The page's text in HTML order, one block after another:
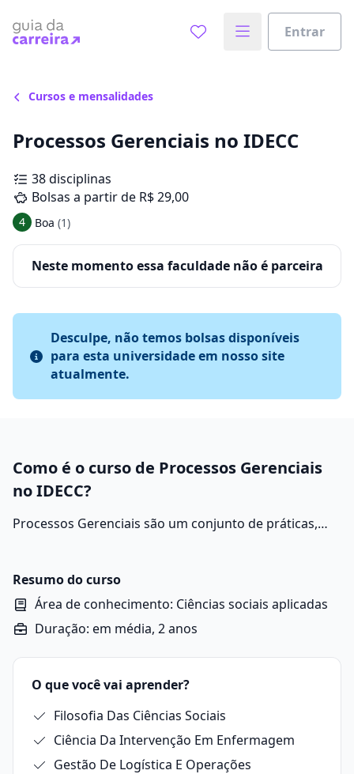
Entrar
Cursos e mensalidades
Processos Gerenciais no IDECC
38 disciplinas
Bolsas a partir de R$ 29,00
4 Boa (1)
Neste momento essa faculdade não é parceira
Desculpe, não temos bolsas disponíveis
para esta universidade em nosso site
atualmente.
Como é o curso de Processos Gerenciais
no IDECC?
Processos Gerenciais são um conjunto de práticas,
dentro de uma empresa ou instituição, com o objetivo
de alcançar metas e resultados de forma eficiente.
Resumo do curso
Área de conhecimento: Ciências sociais aplicadas
Duração: em média, 2 anos
O que você vai aprender?
Filosofia Das Ciências Sociais
Ciência Da Intervenção Em Enfermagem
Gestão De Logística E Operações